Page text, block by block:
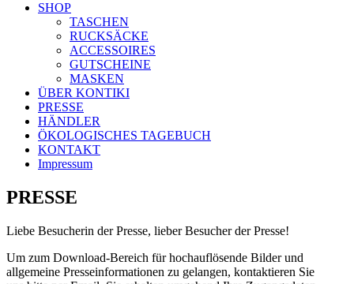
SHOP
TASCHEN
RUCKSÄCKE
ACCESSOIRES
GUTSCHEINE
MASKEN
ÜBER KONTIKI
PRESSE
HÄNDLER
ÖKOLOGISCHES TAGEBUCH
KONTAKT
Impressum
PRESSE
Liebe Besucherin der Presse, lieber Besucher der Presse!
Um zum Download-Bereich für hochauflösende Bilder und
allgemeine Presseinformationen zu gelangen, kontaktieren Sie